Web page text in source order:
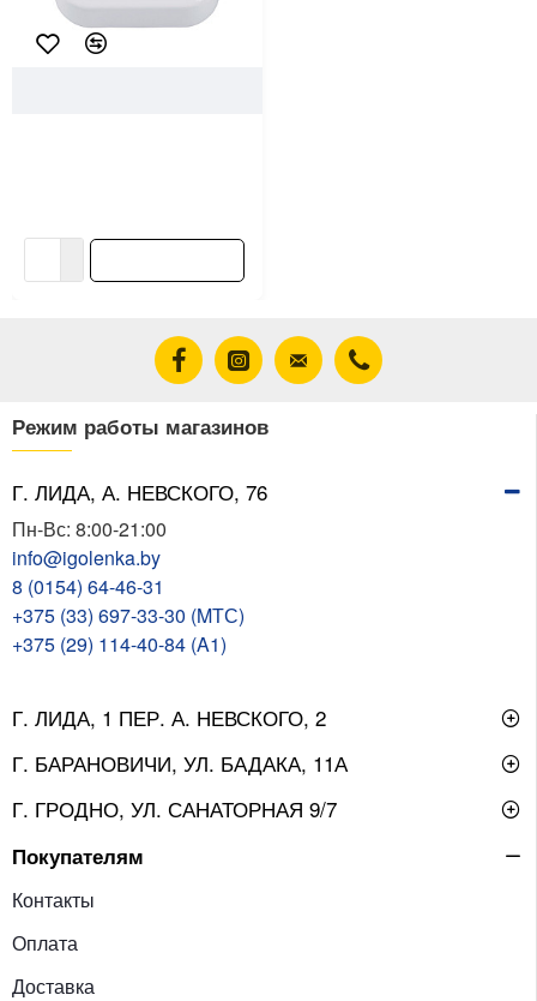
Режим работы магазинов
Г. ЛИДА, А. НЕВСКОГО, 76
Пн-Вс: 8:00-21:00
info@igolenka.by
8 (0154) 64-46-31
+375 (33) 697-33-30 (MТС)
+375 (29) 114-40-84 (A1)
Г. ЛИДА, 1 ПЕР. А. НЕВСКОГО, 2
Г. БАРАНОВИЧИ, УЛ. БАДАКА, 11А
Г. ГРОДНО, УЛ. САНАТОРНАЯ 9/7
Покупателям
Контакты
Оплата
Доставка